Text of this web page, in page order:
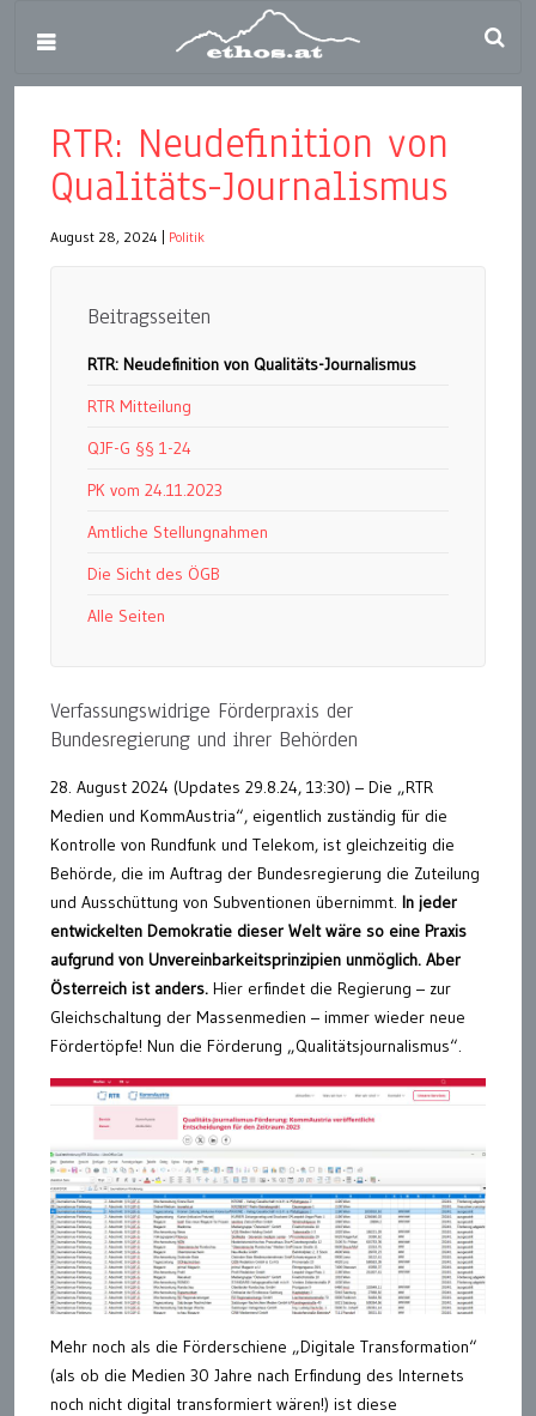
RTR: Neudefinition von
Qualitäts-Journalismus
August 28, 2024 Politik
Beitragsseiten
RTR: Neudefinition von Qualitäts-Journalismus
RTR Mitteilung
QJF-G §§ 1-24
PK vom 24.11.2023
Amtliche Stellungnahmen
Die Sicht des ÖGB
Alle Seiten
Verfassungswidrige Förderpraxis der
Bundesregierung und ihrer Behörden
28. August 2024 (Updates 29.8.24, 13:30) – Die „RTR
Medien und KommAustria“, eigentlich zuständig für die
Kontrolle von Rundfunk und Telekom, ist gleichzeitig die
Behörde, die im Auftrag der Bundesregierung die Zuteilung
und Ausschüttung von Subventionen übernimmt. In jeder
entwickelten Demokratie dieser Welt wäre so eine Praxis
aufgrund von Unvereinbarkeitsprinzipien unmöglich. Aber
Österreich ist anders. Hier erfindet die Regierung – zur
Gleichschaltung der Massenmedien – immer wieder neue
Fördertöpfe! Nun die Förderung „Qualitätsjournalismus“.
Mehr noch als die Förderschiene „Digitale Transformation“
(als ob die Medien 30 Jahre nach Erfindung des Internets
noch nicht digital transformiert wären!) ist diese